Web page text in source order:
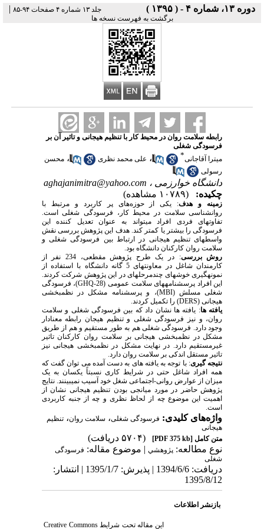
دوره ۱۳، شماره ۴ - ( ۱۳۹۵ ) جلد ۱۳ شماره ۴ صفحات ۹۴-۸۵ |
برگشت به فهرست نسخه ها
رابطه سلامت روان در محیط کار با تنظیم هیجانی و تاثیر آن بر
فرسودگی شغلی
میترا آقاجانی* ، علی محمد نظری ، محسن
رسولی
دانشگاه خوارزمی ، aghajanimitra@yahoo.com
چکیده:
(۱۰۷۸۹ مشاهده)
زمینه و هدف: یکی از حوزههای پر کاربرد و مرتبط با
روانشناسی سلامت در محیط کار، فرسودگی شغلی است.
تفاوت‏های فردی افراد می‏تواند به عنوان تعدیل کننده این
فرسودگی را بیشتر یا کمتر کند. هدف این پژوهش بررسی نقش
واسطه‏ای تنظیم هیجانی در ارتباط بین فرسودگی شغلی و
سلامت روان کارکنان دانشگاه بود.
روش بررسی
: در یک طرح پژوهش مقطعی، 234 نفر از
کارمندان شاغل در معاونت‏های 5 گانه دانشگاه با استفاده از
نمونه‏گیری خوشه‏ای چندمرحله‏ای در این پژوهش شرکت کردند.
این افراد پرسشنامه‏های سلامت عمومی (GHQ-28)، فرسودگی
شغلی مسلش (MBI)، و پرسشنامه مشکل در نظم‏بخشی
هیجانی (DERS) را تکمیل کردند.
یافته ها: یافته‏ ها نشان داد که بین فرسودگی شغلی و سلامت
روان، و نیز فرسودگی شغلی و تنظیم هیجان رابطه معنادار
وجود دارد. فرسودگی شغلی هم به طور مستقیم و هم از طریق
مشکل در نظم‏بخشی هیجانی بر سلامت روان کارکنان تاثیر
غیرمستقیم دارد. در نهایت مشکل در نظم‏بخشی هیجانی نیز
تاثیر مستقل اندکی بر سلامت روان دارد.
نتیجه گیری: با توجه به یافته های به دست آمده می توان گفت که
همه افراد شاغل حتی در شرایط کاری نسبتاً یکسان به یک
میزان از عوارض روانی-اجتماعی شغل خود آسیب نمی‏بینند. نتایج
پژوهش حاضر در مورد میانجی بودن تنظیم هیجانی نشان از
اهمیت این موضوع چه از لحاظ نظری و چه از جنبه کاربردی
است.
واژه‌های کلیدی: فرسودگی شغلی، سلامت روان، تنظیم
هیجانی
متن کامل[PDF 375 kb]
(۵۷۰۴ دریافت)
نوع مطالعه: پژوهشي| موضوع مقاله: فرسودگی
شغلی
دریافت: 1394/6/6 | پذیرش: 1395/1/7 | انتشار:
1395/8/12
بازنشر اطلاعات
این مقاله تحت شرایطCreative Commons